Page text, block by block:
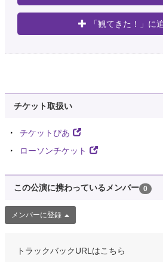
「観てきた！」に
チケット取扱い
チケットぴあ
ローソンチケット
この公演に携わっているメンバー 0
メンバーに登録
トラックバックURLはこちら